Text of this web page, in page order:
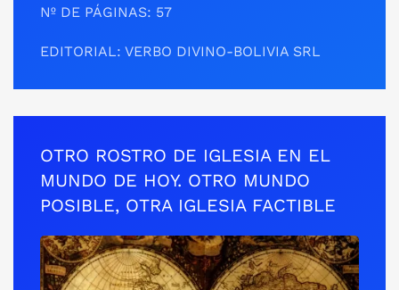
Nº DE PÁGINAS: 57
EDITORIAL: VERBO DIVINO-BOLIVIA SRL
OTRO ROSTRO DE IGLESIA EN EL
MUNDO DE HOY. OTRO MUNDO
POSIBLE, OTRA IGLESIA FACTIBLE